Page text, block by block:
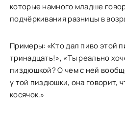
которые намного младше
подчёркивания разницы в
Примеры: «Кто дал пиво этой
тринадцать!», «Ты реально
пиздюшкой? О чем с ней
у той пиздюшки, она говорит,
косячок.»